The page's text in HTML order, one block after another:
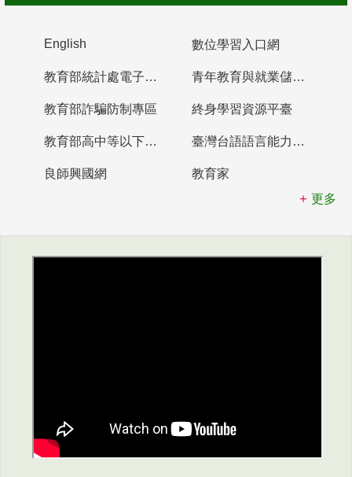
English 數位學習入口網
教育部統計處電子書櫃 青年教育與就業儲蓄帳戶
教育部詐騙防制專區 終身學習資源平臺
教育部高中等以下學校及幼兒園教師資格檢定考試 臺灣台語語言能力認證網站
良師興國網
教育家
更多